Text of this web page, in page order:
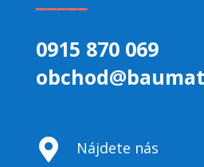
0915 870 069
 Nájdete nás